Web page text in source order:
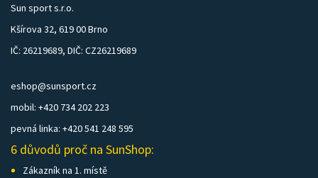
Sun sport s.r.o.
Kšírova 32, 619 00 Brno
IČ: 26219689, DIČ: CZ26219689
eshop@sunsport.cz
mobil: +420 734 202 223
pevná linka: +420 541 248 595
6 důvodů proč na SunShop:
Zákazník na 1. místě